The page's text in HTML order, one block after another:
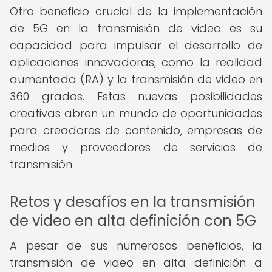
Otro beneficio crucial de la implementación
de 5G en la transmisión de video es su
capacidad para impulsar el desarrollo de
aplicaciones innovadoras, como la realidad
aumentada (RA) y la transmisión de video en
360 grados. Estas nuevas posibilidades
creativas abren un mundo de oportunidades
para creadores de contenido, empresas de
medios y proveedores de servicios de
transmisión.
Retos y desafíos en la transmisión
de video en alta definición con 5G
A pesar de sus numerosos beneficios, la
transmisión de video en alta definición a